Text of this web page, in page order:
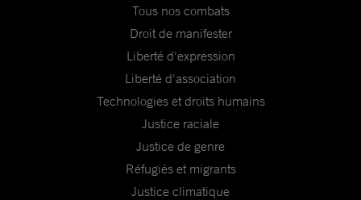
Tous nos combats
Droit de manifester
Liberté d'expression
Liberté d'association
Technologies et droits humains
Justice raciale
Justice de genre
Réfugiés et migrants
Justice climatique